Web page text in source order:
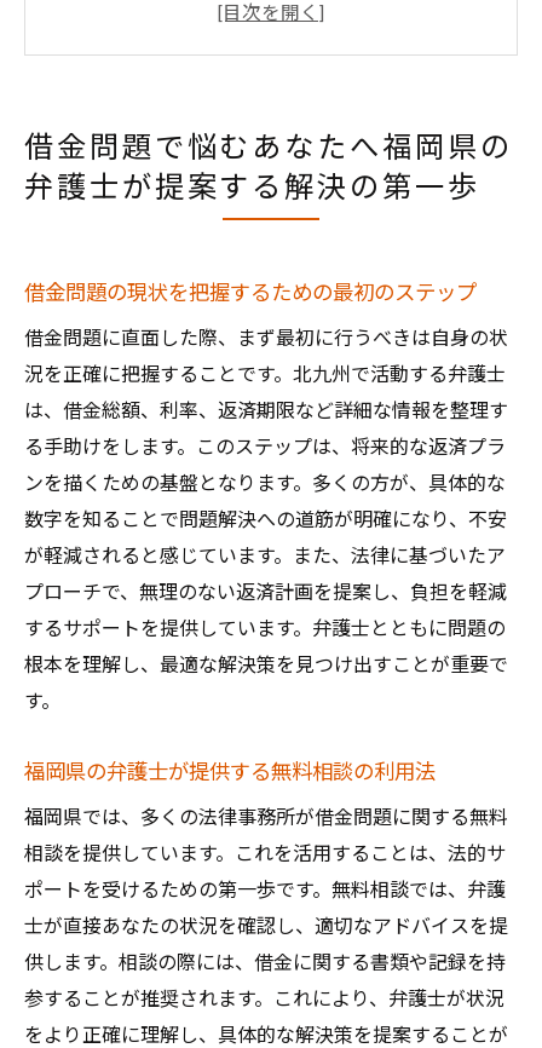
プローチ
弁護士との初相談で確認すべき重要ポイン
福岡県での弁護士選びのポイントと注意点
北九州の法的サポート借金整理で再スタートを
切るためには
借金整理がもたらす生活の変化とその準備
北九州での法的サポートの特色と強み
再スタートを切るための借金返済計画の立
て方
債務者の立場に立った法律サポートの重要
性
弁護士が提供する再スタート支援の具体例
不安を軽減
借金返済計画の見直しが必要な理由
弁護士がアドバイスする返済プランの改善
方法
生活費を見直し返済に充てる具体的な方法
法的サポートを活用した無理のない返済計
画の構築
借金問題で悩むあなたへ福岡県の
弁護士が提案する解決の第一歩
借金問題の現状を把握するための最初のステップ
借金問題に直面した際、まず最初に行うべきは自身の状
況を正確に把握することです。北九州で活動する弁護士
は、借金総額、利率、返済期限など詳細な情報を整理す
る手助けをします。このステップは、将来的な返済プラ
ンを描くための基盤となります。多くの方が、具体的な
数字を知ることで問題解決への道筋が明確になり、不安
が軽減されると感じています。また、法律に基づいたア
プローチで、無理のない返済計画を提案し、負担を軽減
するサポートを提供しています。弁護士とともに問題の
根本を理解し、最適な解決策を見つけ出すことが重要で
す。
福岡県の弁護士が提供する無料相談の利用法
福岡県では、多くの法律事務所が借金問題に関する無料
相談を提供しています。これを活用することは、法的サ
ポートを受けるための第一歩です。無料相談では、弁護
士が直接あなたの状況を確認し、適切なアドバイスを提
供します。相談の際には、借金に関する書類や記録を持
参することが推奨されます。これにより、弁護士が状況
をより正確に理解し、具体的な解決策を提案することが